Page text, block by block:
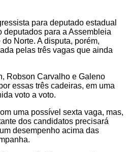
para deputado estadual
deputados para a Assembleia
Norte. A disputa, porém,
pelas três vagas que ainda
Robson Carvalho e Galeno
essas três cadeiras, em uma
voto a voto.
uma possível sexta vaga, mas,
dos candidatos precisará
desempenho acima das